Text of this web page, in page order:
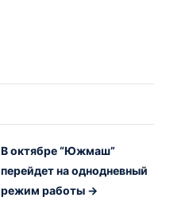
В октябре “Южмаш”
перейдет на однодневный
режим работы →